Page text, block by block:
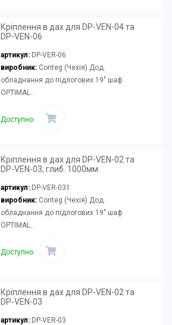
Кріплення в дах для DP-VEN-04 та
DP-VEN-06
артикул: DP-VER-06
виробник:Conteg (Чехія) Дод.
обладнання до підлогових 19" шаф
OPTIMAL..
Доступно
Кріплення в дах для DP-VEN-02 та
DP-VEN-03, глиб. 1000мм.
артикул: DP-VER-031
виробник:Conteg (Чехія) Дод.
обладнання до підлогових 19" шаф
OPTIMAL..
Доступно
Кріплення в дах для DP-VEN-02 та
DP-VEN-03
артикул: DP-VER-03